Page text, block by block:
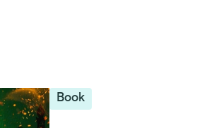
Book